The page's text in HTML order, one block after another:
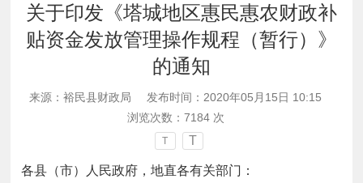
关于印发《塔城地区惠民惠农财政补
贴资金发放管理操作规程（暂行）》
的通知
来源：裕民县财政局
发布时间：2020年05月15日 10:15
浏览次数： 7184次
T T
各县（市）人民政府，地直各有关部门：